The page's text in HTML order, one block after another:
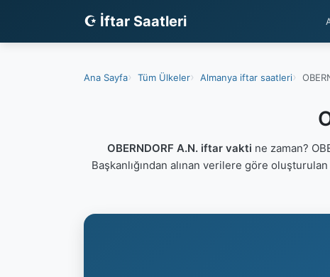
☪ İftar Saatleri
Ana Sayfa Tüm Ülkeler Almanya iftar saatleri
OBERNDORF A.N. iftar vakti ne zaman?
Başkanlığından alınan verilere göre oluşturulan